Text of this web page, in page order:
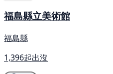
福島縣立美術館
福島縣
1,396起出沒